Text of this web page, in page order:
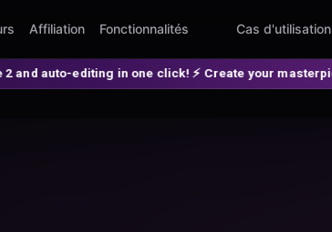
Affiliation Fonctionnalités Cas d'utilisation
click! ⚡ Create your masterpiece 👉 spellzi.com